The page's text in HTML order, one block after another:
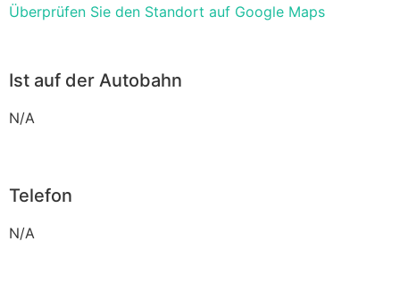
Überprüfen Sie den Standort auf Google Maps
Ist auf der Autobahn
N/A
Telefon
N/A